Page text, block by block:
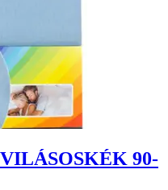
90-